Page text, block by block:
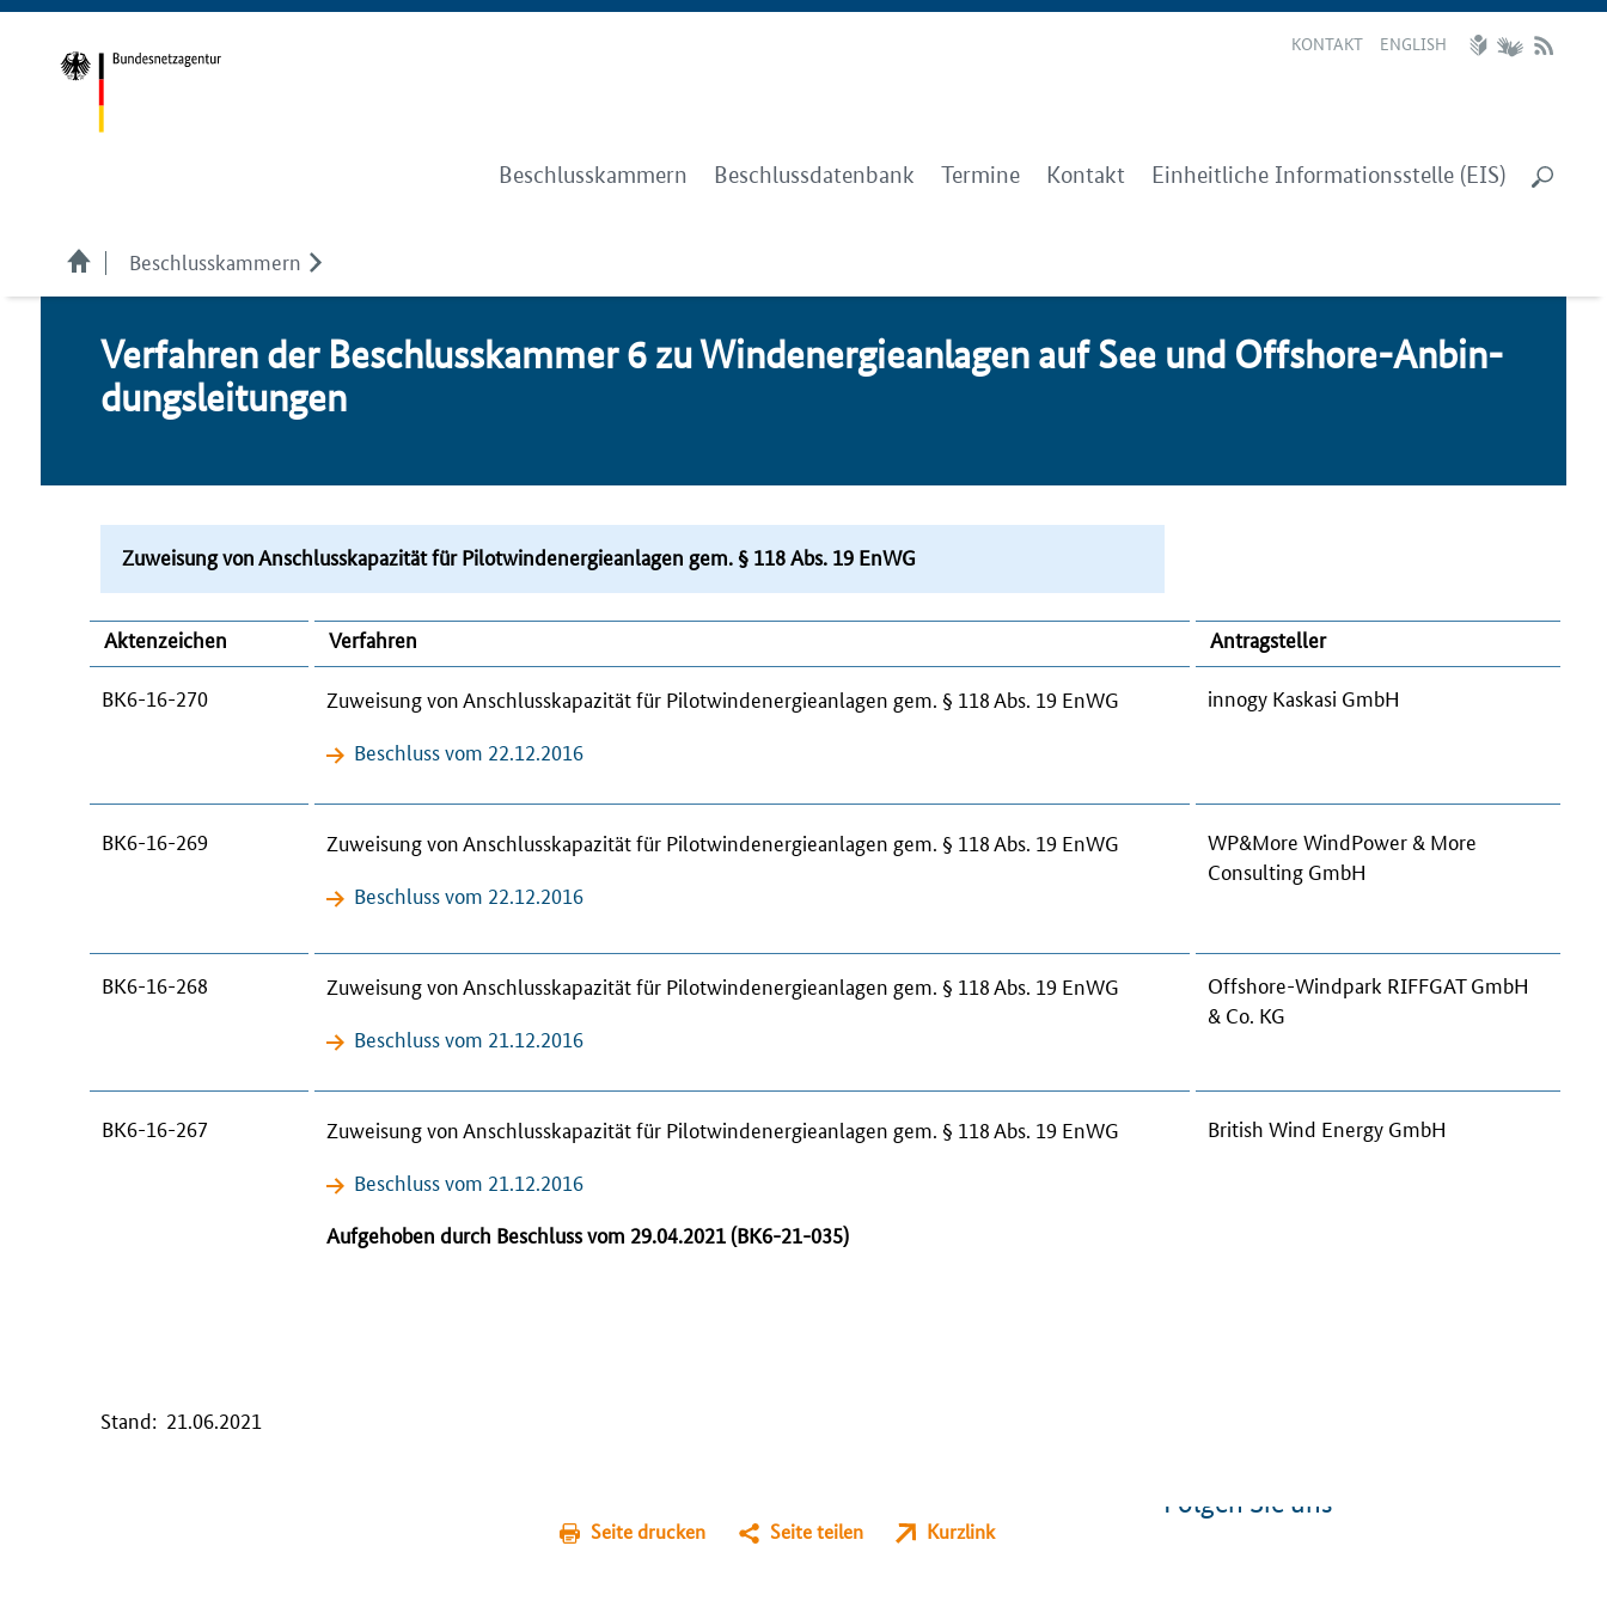
KONTAKT ENGLISH
Beschlusskammern Beschlussdatenbank Termine Kontakt Einheitliche Informationsstelle (EIS)
Beschlusskammern
Ver­fah­ren der Be­schluss­kam­mer 6 zu Win­d­ener­gie­an­la­gen auf See und Offs­ho­re-An­bin­
dungs­lei­tun­gen
Zuweisung von Anschlusskapazität für Pilotwindenergieanlagen gem. § 118 Abs. 19 EnWG
Aktenzeichen Verfahren Antragsteller
BK6-16-270
Zuweisung von Anschlusskapazität für Pilotwindenergieanlagen gem. § 118 Abs. 19 EnWG
Beschluss vom 22.12.2016
innogy Kaskasi GmbH
BK6-16-269
Zuweisung von Anschlusskapazität für Pilotwindenergieanlagen gem. § 118 Abs. 19 EnWG
Beschluss vom 22.12.2016
WP&More WindPower & More
Consulting GmbH
BK6-16-268
Zuweisung von Anschlusskapazität für Pilotwindenergieanlagen gem. § 118 Abs. 19 EnWG
Beschluss vom 21.12.2016
Offshore-Windpark RIFFGAT GmbH
& Co. KG
BK6-16-267
Zuweisung von Anschlusskapazität für Pilotwindenergieanlagen gem. § 118 Abs. 19 EnWG
Beschluss vom 21.12.2016
Aufgehoben durch Beschluss vom 29.04.2021 (BK6-21-035)
British Wind Energy GmbH
Stand: 21.06.2021
Seite drucken Seite teilen Kurzlink
Folgen Sie uns